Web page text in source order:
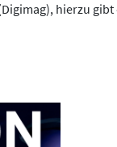
hierzu gibt